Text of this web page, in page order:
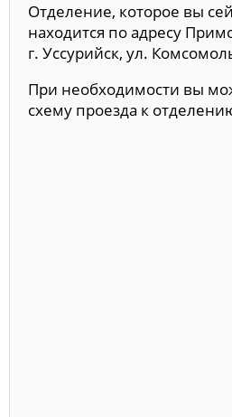
Отделение, которое вы
находится по адресу
г. Уссурийск, ул.
При необходимости вы
схему проезда к